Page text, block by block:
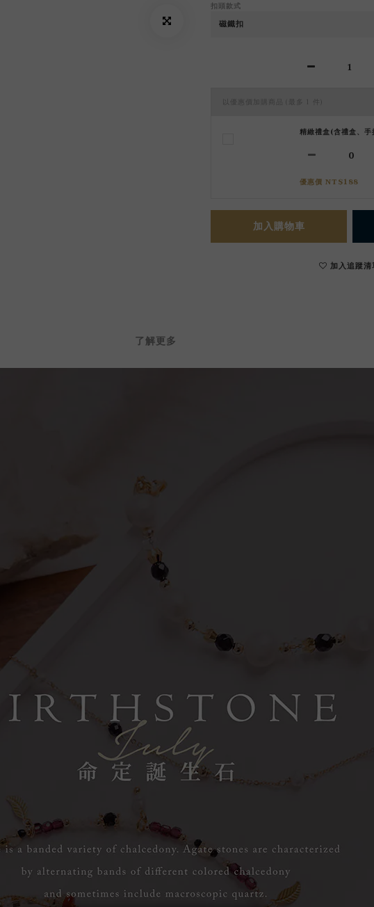
扣頭款式
以優惠價加購商品 (最多 1 件)
精緻禮盒(含禮盒、
優惠價 NT$188
加入購物車
加入追蹤清
了解更多